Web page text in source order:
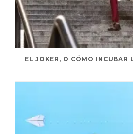
EL JOKER, O CÓMO INCUBAR